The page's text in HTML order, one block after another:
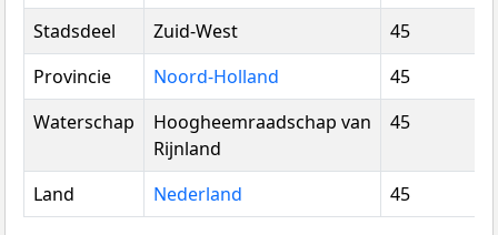
Stadsdeel
Zuid-West
45
Provincie
Noord-Holland
45
Waterschap
Hoogheemraadschap van
Rijnland
45
Land Nederland 45